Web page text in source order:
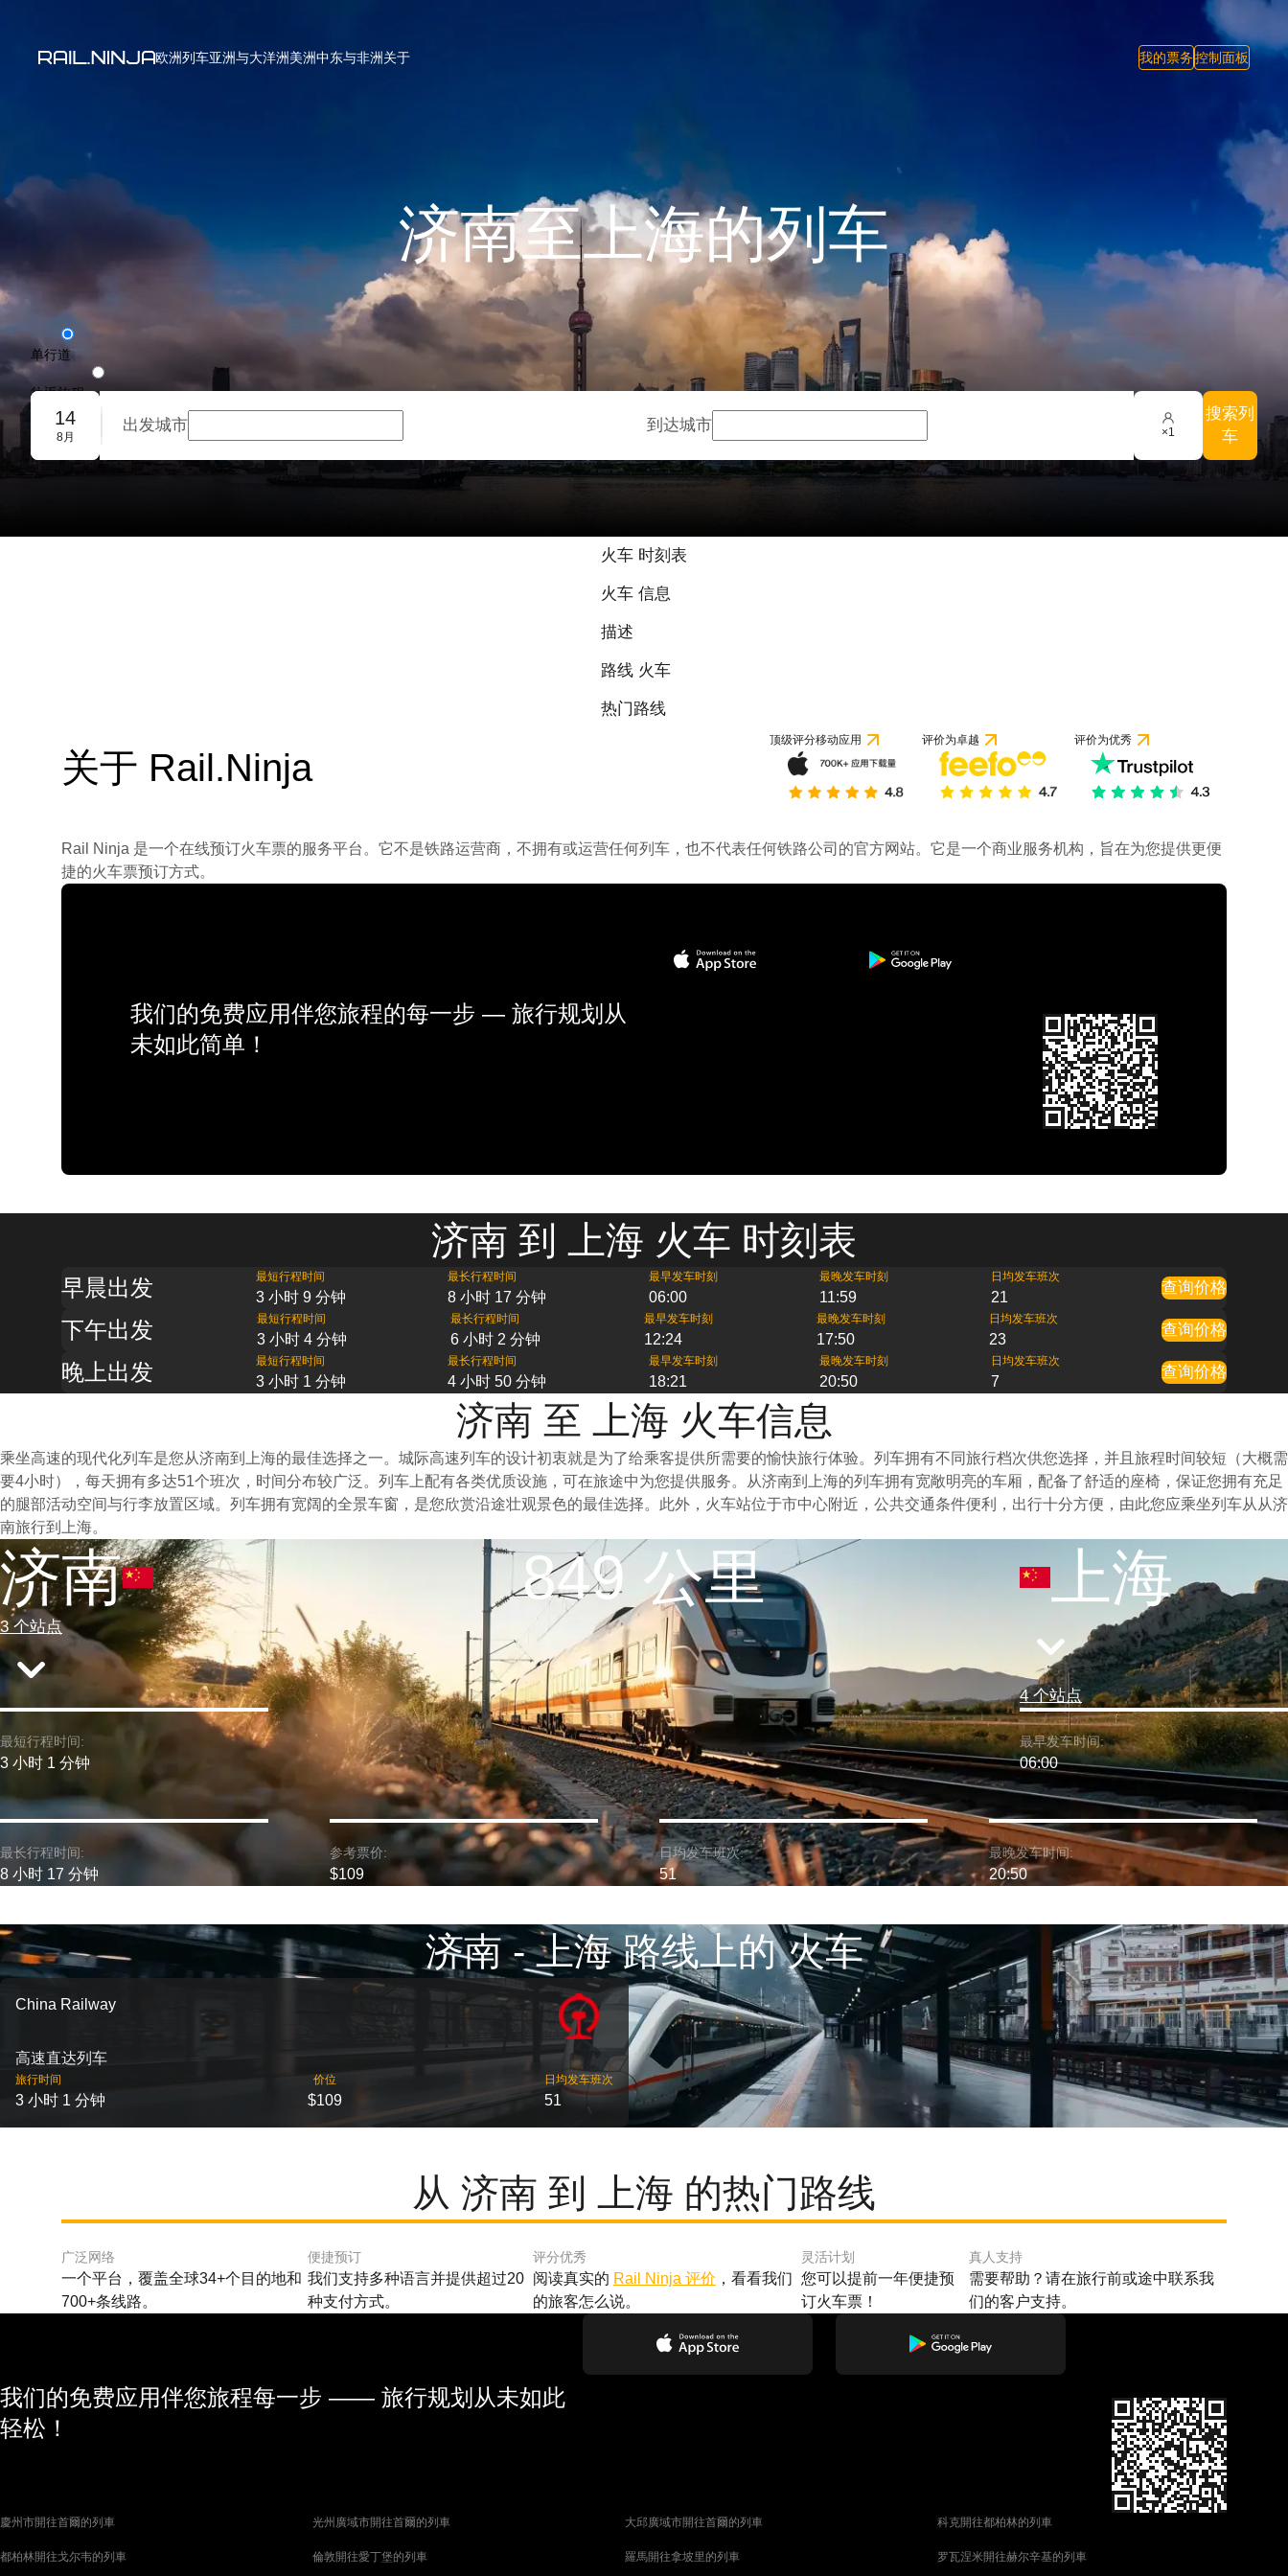
欧洲列车亚洲与大洋洲美洲中东与非洲关于 我的票务控制面板
济南至上海的列车
单行道
往返旅程
团体预订
14
8月
出发城市 到达城市 ×1
搜索列
车
火车 时刻表
火车 信息
描述
路线 火车
热门路线
关于 Rail.Ninja
顶级评分移动应用 评价为卓越 评价为优秀
Rail Ninja 是一个在线预订火车票的服务平台。它不是铁路运营商，不拥有或运营任何列车，也不代表任何铁路公司的官方网站。它是一个商业服务机构，旨在为您提供更便
捷的火车票预订方式。
我们的免费应用伴您旅程的每一步 — 旅行规划从
未如此简单！
济南 到 上海 火车 时刻表
早晨出发 最短行程时间
3 小时 9 分钟
最长行程时间
8 小时 17 分钟
最早发车时刻
06:00
最晚发车时刻
11:59
日均发车班次
21
查询价格
下午出发 最短行程时间
3 小时 4 分钟
最长行程时间
6 小时 2 分钟
最早发车时刻
12:24
最晚发车时刻
17:50
日均发车班次
23
查询价格
晚上出发 最短行程时间
3 小时 1 分钟
最长行程时间
4 小时 50 分钟
最早发车时刻
18:21
最晚发车时刻
20:50
日均发车班次
7
查询价格
济南 至 上海 火车信息
乘坐高速的现代化列车是您从济南到上海的最佳选择之一。城际高速列车的设计初衷就是为了给乘客提供所需要的愉快旅行体验。列车拥有不同旅行档次供您选择，并且旅程时间较短（大概需
要4小时），每天拥有多达51个班次，时间分布较广泛。列车上配有各类优质设施，可在旅途中为您提供服务。从济南到上海的列车拥有宽敞明亮的车厢，配备了舒适的座椅，保证您拥有充足
的腿部活动空间与行李放置区域。列车拥有宽阔的全景车窗，是您欣赏沿途壮观景色的最佳选择。此外，火车站位于市中心附近，公共交通条件便利，出行十分方便，由此您应乘坐列车从从济
南旅行到上海。
济南
3 个站点
849 公里 上海
4 个站点
最短行程时间:
3 小时 1 分钟
最早发车时间:
06:00
最长行程时间:
8 小时 17 分钟
参考票价:
$109
日均发车班次:
51
最晚发车时间:
20:50
济南 - 上海 路线上的 火车
China Railway
高速直达列车
旅行时间
3 小时 1 分钟
价位
$109
日均发车班次
51
从 济南 到 上海 的热门路线
8.2 / 10 基于 1 条评论
广泛网络
一个平台，覆盖全球34+个目的地和
700+条线路。
便捷预订
我们支持多种语言并提供超过20
种支付方式。
评分优秀
阅读真实的 Rail Ninja 评价 ，看看我们
的旅客怎么说。
灵活计划
您可以提前一年便捷预
订火车票！
真人支持
需要帮助？请在旅行前或途中联系我
们的客户支持。
我们的免费应用伴您旅程每一步 —— 旅行规划从未如此
轻松！
慶州市開往首爾的列車 光州廣域市開往首爾的列車 大邱廣域市開往首爾的列車 科克開往都柏林的列車
都柏林開往戈尔韦的列車 倫敦開往愛丁堡的列車 羅馬開往拿坡里的列車 罗瓦涅米開往赫尔辛基的列車